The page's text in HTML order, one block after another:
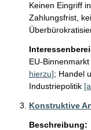
Keinen Eingriff
Zahlungsfrist,
EU-Binnenmarkt
hierzu]; Handel
Industriepolitik
Konstruktive
Beschreibung: